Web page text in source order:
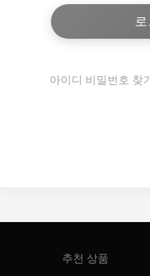
아이디 비밀번호 찾기
추천 상품